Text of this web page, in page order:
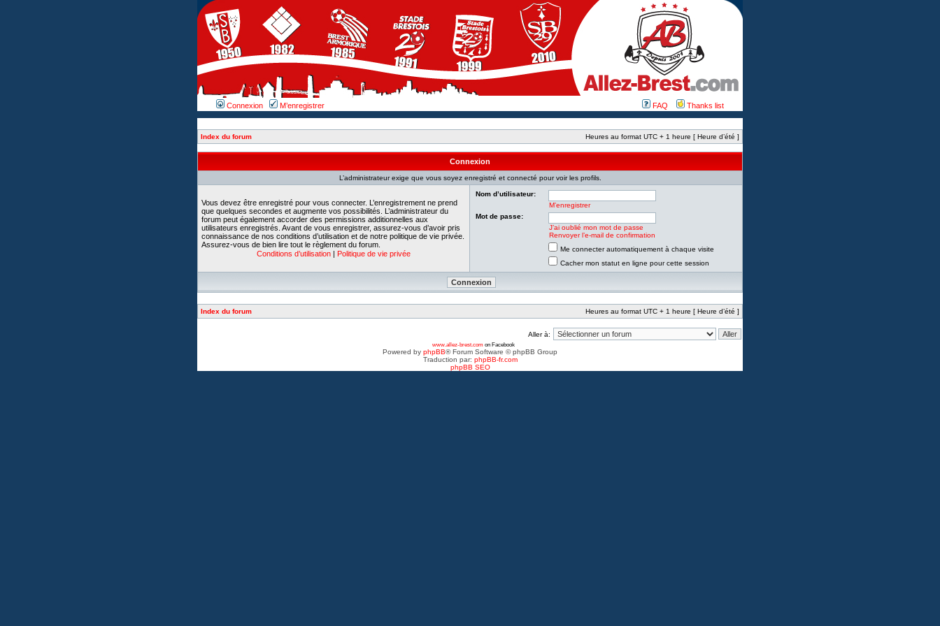
Connexion M’enregistrer FAQ Thanks list
Index du forum Heures au format UTC + 1 heure [ Heure d’été ]
Connexion
L’administrateur exige que vous soyez enregistré et connecté pour voir les profils.
Vous devez être enregistré pour vous connecter. L’enregistrement ne prend
que quelques secondes et augmente vos possibilités. L’administrateur du
forum peut également accorder des permissions additionnelles aux
utilisateurs enregistrés. Avant de vous enregistrer, assurez-vous d’avoir pris
connaissance de nos conditions d’utilisation et de notre politique de vie privée.
Assurez-vous de bien lire tout le règlement du forum.
Conditions d’utilisation | Politique de vie privée
Nom d’utilisateur:
M’enregistrer
Mot de passe:
J’ai oublié mon mot de passe
Renvoyer l’e-mail de confirmation
Me connecter automatiquement à chaque visite
Cacher mon statut en ligne pour cette session
Index du forum Heures au format UTC + 1 heure [ Heure d’été ]
Aller à:
www.allez-brest.com on Facebook
Powered by phpBB® Forum Software © phpBB Group
Traduction par: phpBB-fr.com
phpBB SEO